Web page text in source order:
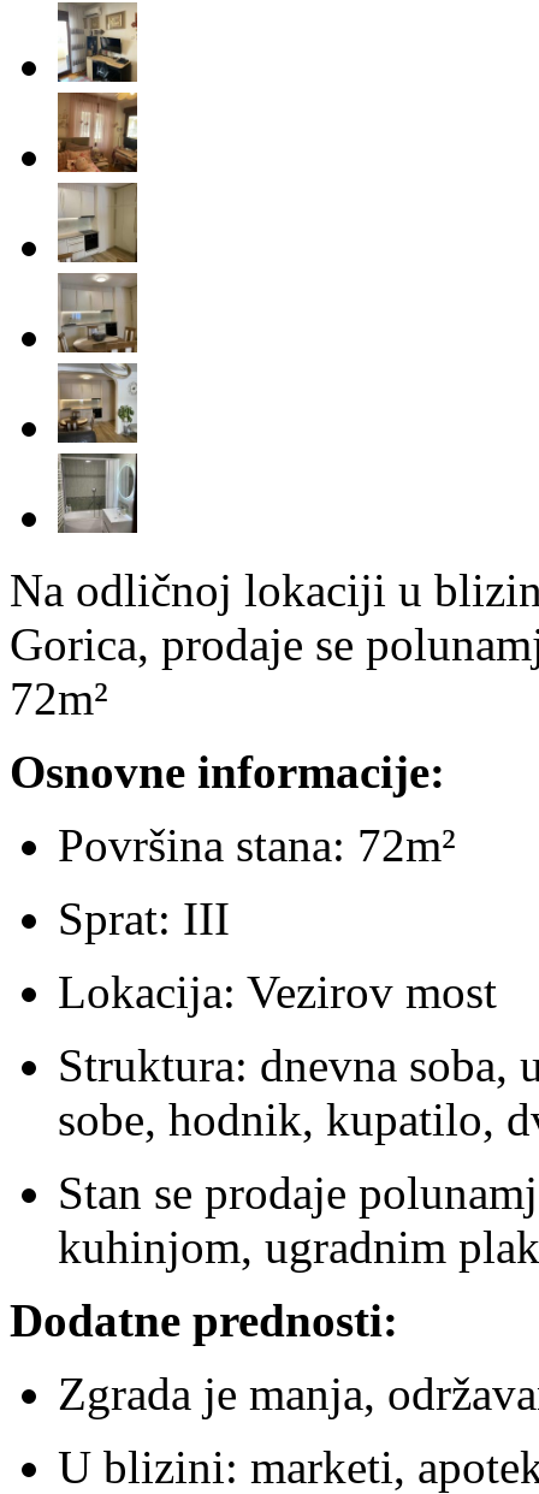
Na odličnoj lokaciji u
Gorica, prodaje se
72m²
Osnovne informacije:
Površina stana: 72m²
Sprat: III
Lokacija: Vezirov most
Struktura: dnevna soba,
sobe, hodnik, kupatilo,
Stan se prodaje
kuhinjom, ugradnim
Dodatne prednosti:
Zgrada je manja,
U blizini: marketi,